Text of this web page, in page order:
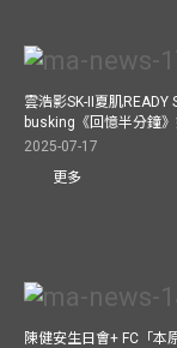
雲浩影SK-II夏肌
busking《回憶半分鐘
2025-07-17
更多
陳健安生日會+ FC「本